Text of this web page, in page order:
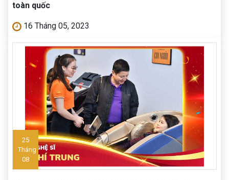
toàn quốc
16 Tháng 05, 2023
25
Tháng
08